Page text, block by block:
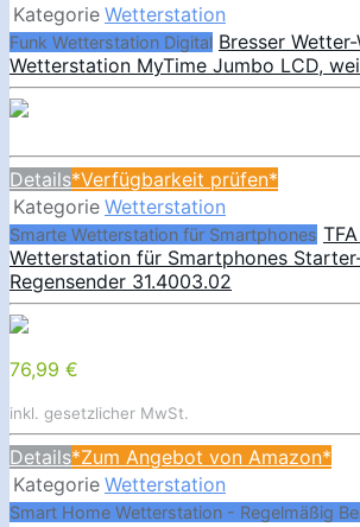
Kategorie Wetterstation
Funk Wetterstation Digital Bresser
Wetterstation MyTime Jumbo LCD,
Details*Verfügbarkeit prüfen*
Kategorie Wetterstation
Smarte Wetterstation für Smartphones
Wetterstation für Smartphones
Regensender 31.4003.02
76,99 €
inkl. gesetzlicher MwSt.
Details*Zum Angebot von Amazon*
Kategorie Wetterstation
Smart Home Wetterstation - Regelmäßig